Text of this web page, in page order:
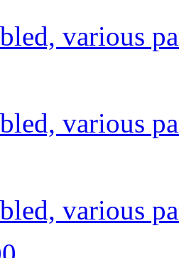
various
various
various